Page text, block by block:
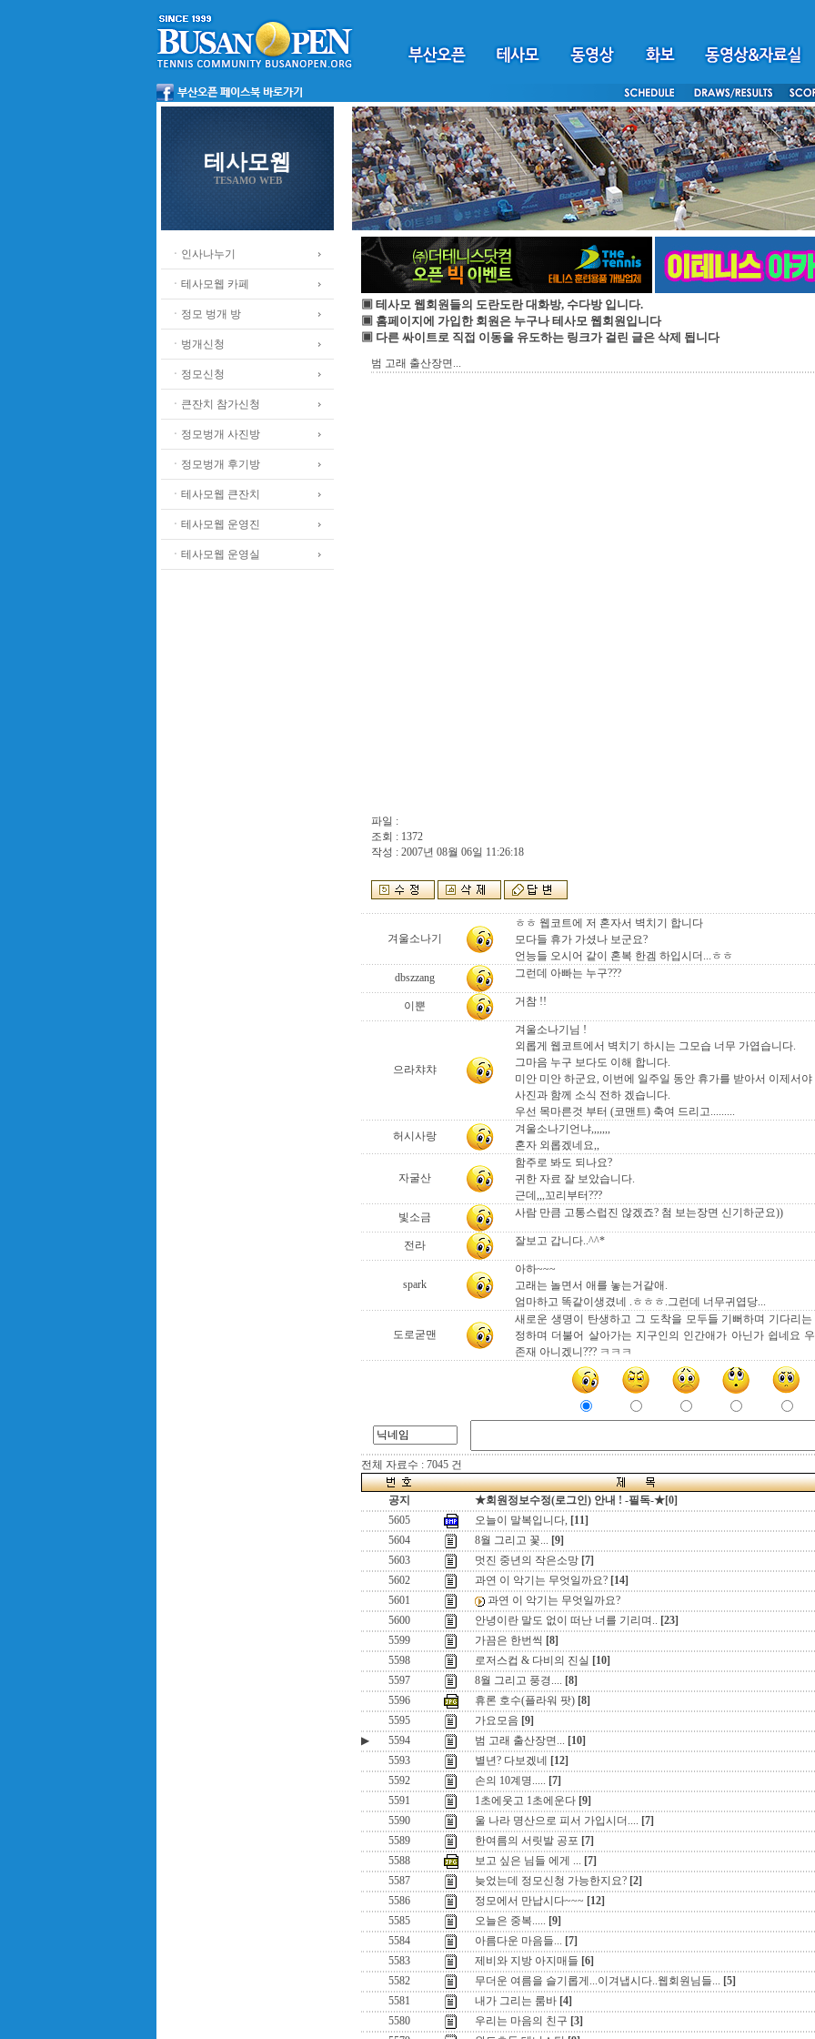
테사모웹
TESAMO WEB
ㆍ인사나누기
ㆍ테사모웹 카페
ㆍ정모 벙개 방
ㆍ벙개신청
ㆍ정모신청
ㆍ큰잔치 참가신청
ㆍ정모벙개 사진방
ㆍ정모벙개 후기방
ㆍ테사모웹 큰잔치
ㆍ테사모웹 운영진
ㆍ테사모웹 운영실
▣ 테사모 웹회원들의 도란도란 대화방, 수다방 입니다.
▣ 홈페이지에 가입한 회원은 누구나 테사모 웹회원입니다
▣ 다른 싸이트로 직접 이동을 유도하는 링크가 걸린 글은 삭제 됩니다
범 고래 출산장면...
파일 :
조회 : 1372
작성 : 2007년 08월 06일 11:26:18
겨울소나기
ㅎㅎ 웹코트에 저 혼자서 벽치기 합니다
모다들 휴가 가셨나 보군요?
언능들 오시어 같이 혼복 한겜 하입시더...ㅎㅎ
dbszzang
그런데 아빠는 누구???
이뿐 거참 !!
으라챠챠
겨울소나기님 !
외롭게 웹코트에서 벽치기 하시는 그모습 너무 가엽습니다.
그마음 누구 보다도 이해 합니다.
미안 미안 하군요, 이번에 일주일 동안 휴가를 받아서 이제서
사진과 함께 소식 전하 겠습니다.
우선 목마른것 부터 (코맨트) 축여 드리고.........
허시사랑
겨울소나기언냐,,,,,,,
혼자 외롭겠네요,,
자굴산
함주로 봐도 되나요?
귀한 자료 잘 보았습니다.
근데,,,꼬리부터???
빛소금
사람 만큼 고통스럽진 않겠죠? 첨 보는장면 신기하군요))
전라 잘보고 갑니다..^^*
spark
아하~~~
고래는 놀면서 애를 놓는거같애.
엄마하고 똑같이생겼네 .ㅎㅎㅎ.그런데 너무귀엽당...
도로굳맨
새로운 생명이 탄생하고 그 도착을 모두들 기뻐하며 기다리
정하며 더불어 살아가는 지구인의 인간애가 아닌가 쉽네요
존재 아니겠니??? ㅋㅋㅋ
전체 자료수 : 7045 건
공지
★회원정보수정(로그인) 안내 ! -필독-★[0]
5605
오늘이 말복입니다, [11]
5604
8월 그리고 꽃... [9]
5603
멋진 중년의 작은소망 [7]
5602
과연 이 악기는 무엇일까요? [14]
5601
과연 이 악기는 무엇일까요?
5600
안녕이란 말도 없이 떠난 너를 기리며.. [23]
5599
가끔은 한번씩 [8]
5598
로저스컵 & 다비의 진실 [10]
5597
8월 그리고 풍경.... [8]
5596
휴론 호수(플라워 팟) [8]
5595
가요모음 [9]
▶
5594 범 고래 출산장면... [10]
5593
별년? 다보겠네
[12]
5592
손의 10계명..... [7]
5591
1초에웃고 1초에운다 [9]
5590
울 나라 명산으로 피서 가입시더.... [7]
5589
한여름의 서릿발 공포 [7]
5588
보고 싶은 님들 에게 ... [7]
5587
늦었는데 정모신청 가능한지요? [2]
5586
정모에서 만납시다~~~ [12]
5585
오늘은 중복..... [9]
5584
아름다운 마음들... [7]
5583
제비와 지방 아지매들 [6]
5582
무더운 여름을 슬기롭게...이겨냅시다..웹회원님들... [5]
5581
내가 그리는 룸바 [4]
5580
우리는 마음의 친구 [3]